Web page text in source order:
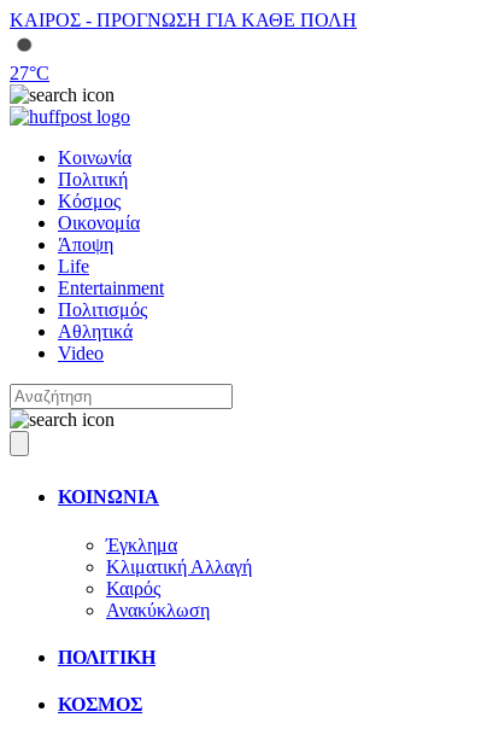
ΚΑΙΡΟΣ - ΠΡΟΓΝΩΣΗ ΓΙΑ ΚΑΘΕ ΠΟΛΗ
27°C
Κοινωνία
Πολιτική
Κόσμος
Οικονομία
Άποψη
Life
Entertainment
Πολιτισμός
Αθλητικά
Video
ΚΟΙΝΩΝΙΑ
Έγκλημα
Κλιματική Αλλαγή
Καιρός
Ανακύκλωση
ΠΟΛΙΤΙΚΗ
ΚΟΣΜΟΣ